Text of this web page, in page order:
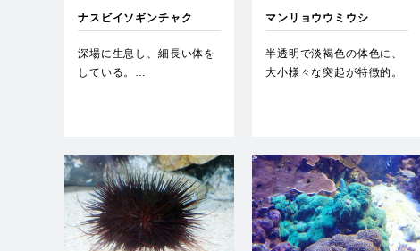
ナスビイソギンチャク
深場に生息し、細長い体を
している。…
マンリョウウミウシ
半透明で淡褐色の体色に、
大小様々な突起が特徴的。